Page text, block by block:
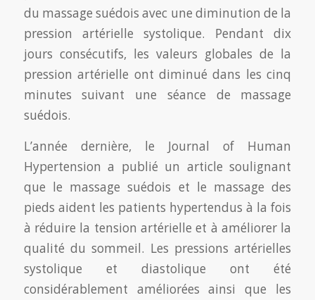
du massage suédois avec une diminution de la
pression artérielle systolique. Pendant dix
jours consécutifs, les valeurs globales de la
pression artérielle ont diminué dans les cinq
minutes suivant une séance de massage
suédois.
L’année dernière, le Journal of Human
Hypertension a publié un article soulignant
que le massage suédois et le massage des
pieds aident les patients hypertendus à la fois
à réduire la tension artérielle et à améliorer la
qualité du sommeil. Les pressions artérielles
systolique et diastolique ont été
considérablement améliorées ainsi que les